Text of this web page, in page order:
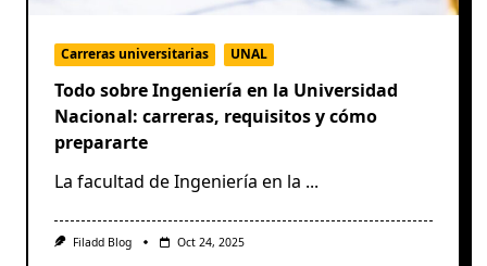
Carreras universitarias UNAL
Todo sobre Ingeniería en la Universidad
Nacional: carreras, requisitos y cómo
prepararte
La facultad de Ingeniería en la ...
Filadd Blog Oct 24, 2025